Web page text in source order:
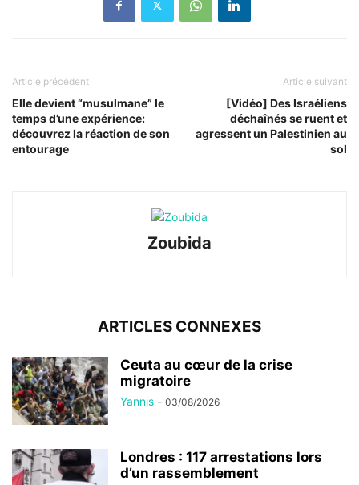
Article précédent
Elle devient “musulmane” le
temps d’une expérience:
découvrez la réaction de son
entourage
Article suivant
[Vidéo] Des Israéliens
déchaînés se ruent et
agressent un Palestinien au
sol
Zoubida
ARTICLES CONNEXES
Ceuta au cœur de la crise
migratoire
Yannis - 03/08/2026
Londres : 117 arrestations lors
d’un rassemblement